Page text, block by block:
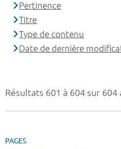
Résultats 601 à 604 sur 604
PAGES
Pertinence
Titre
Type de contenu
Date de dernière